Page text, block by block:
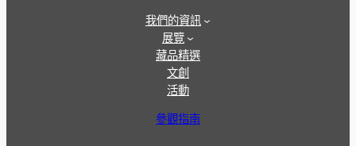
我們的資訊
展覽
藏品精選
文創
活動
參觀指南